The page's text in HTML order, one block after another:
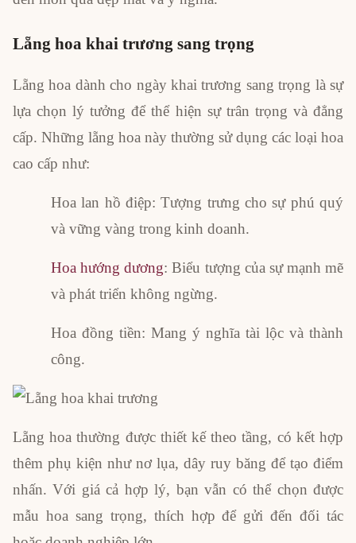
Lẵng hoa khai trương sang trọng
Lẵng hoa dành cho ngày khai trương sang trọng là sự
lựa chọn lý tưởng để thể hiện sự trân trọng và đẳng
cấp. Những lẵng hoa này thường sử dụng các loại hoa
cao cấp như:
Hoa lan hồ điệp: Tượng trưng cho sự phú quý
và vững vàng trong kinh doanh.
Hoa hướng dương: Biểu tượng của sự mạnh mẽ
và phát triển không ngừng.
Hoa đồng tiền: Mang ý nghĩa tài lộc và thành
công.
Lẵng hoa thường được thiết kế theo tầng, có kết hợp
thêm phụ kiện như nơ lụa, dây ruy băng để tạo điểm
nhấn. Với giá cả hợp lý, bạn vẫn có thể chọn được
mẫu hoa sang trọng, thích hợp để gửi đến đối tác